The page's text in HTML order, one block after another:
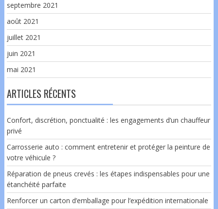
septembre 2021
août 2021
juillet 2021
juin 2021
mai 2021
ARTICLES RÉCENTS
Confort, discrétion, ponctualité : les engagements d’un chauffeur
privé
Carrosserie auto : comment entretenir et protéger la peinture de
votre véhicule ?
Réparation de pneus crevés : les étapes indispensables pour une
étanchéité parfaite
Renforcer un carton d’emballage pour l’expédition internationale